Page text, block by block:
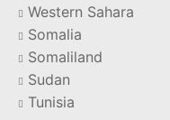
Western Sahara
Somalia
Somaliland
Sudan
Tunisia